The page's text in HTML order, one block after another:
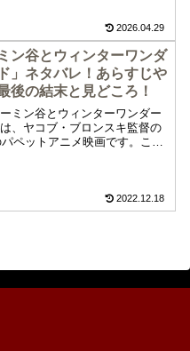
2026.04.29
ン谷とウィンターワンダ
」ネタバレ！あらすじや
後の結末と見どころ！
ミン谷とウィンターワンダー
、ヤコブ・ブロンスキ監督の
ペットアニメ映画です。この
ちのクリスマスを描くパペット
ーミン谷とウィンターワンダ
2022.12.18